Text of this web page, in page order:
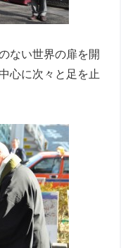
ない世界の扉を開
心に次々と足を止